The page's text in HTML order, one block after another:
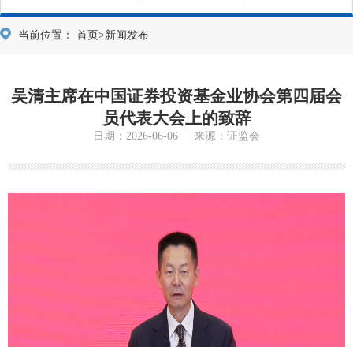
当前位置： 首页>新闻发布
吴清主席在中国证券投资基金业协会第四届会
员代表大会上的致辞
日期：2026-06-06 来源：证监会